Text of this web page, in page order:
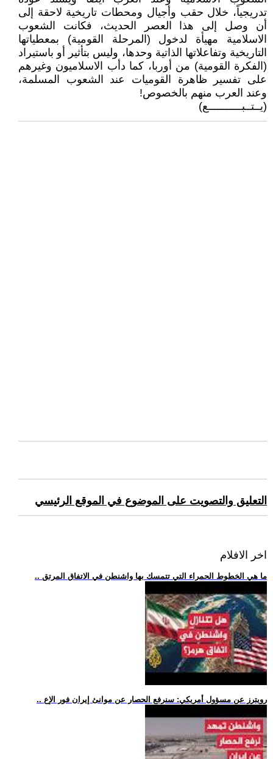
تدريجياً، خلال حقب وأجيال ومحطات تاريخية لاحقة إلى
أن وصل إلى هذا العصر الحديث، فكانت الشعوب
الاسلامية مهيأة لدخول (المرحلة القومية) بمعطياتها
التاريخية وتفاعلاتها الذاتية وحدها، وليس بتأثير أو باستيراد
(الفكرة القومية) من أوربا، كما دأب الاسلاميون وغيرهم
على تفسير ظاهرة القوميات عند الشعوب المسلمة،
وعند العرب منهم بالخصوص!
(يــتــبـــــــــــع)
التعليق والتصويت على الموضوع في الموقع الرئيسي
اخر الافلام
.. ما هي الخطوط الحمراء التي تتمسك بها واشنطن في الاتفاق المرتق
.. رويترز عن مسؤول أمريكي: سنرفع الحصار عن موانئ إيران فور الإع